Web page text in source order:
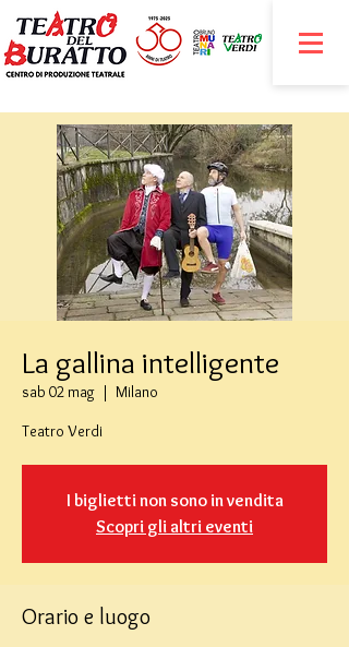
La gallina intelligente
sab 02 mag
  |
Milano
Teatro Verdi
I biglietti non sono in vendita
Scopri gli altri eventi
Orario e luogo